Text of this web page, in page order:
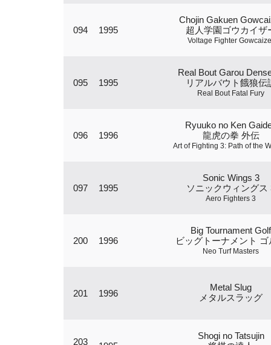
094 1995
Chojin Gakuen
超人学園ゴウカイザ
Voltage Fighter
095 1995
Real Bout Garou
リアルバウト餓狼伝
Real Bout Fatal Fury
096 1996
Ryuuko no Ken
龍虎の拳 外伝
Art of Fighting 3: Path of the
097 1995
Sonic Wings 3
ソニックウィングス
Aero Fighters 3
200 1996
Big Tournament Golf
ビッグトーナメント ゴ
Neo Turf Masters
201 1996
Metal Slug
メタルスラッグ
203
Shogi no Tatsujin